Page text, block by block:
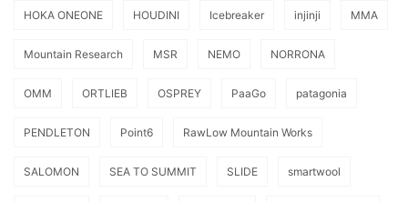
HOKA ONEONE HOUDINI Icebreaker injinji MMA
Mountain Research MSR NEMO NORRONA
OMM ORTLIEB OSPREY PaaGo patagonia
PENDLETON Point6 RawLow Mountain Works
SALOMON SEA TO SUMMIT SLIDE smartwool